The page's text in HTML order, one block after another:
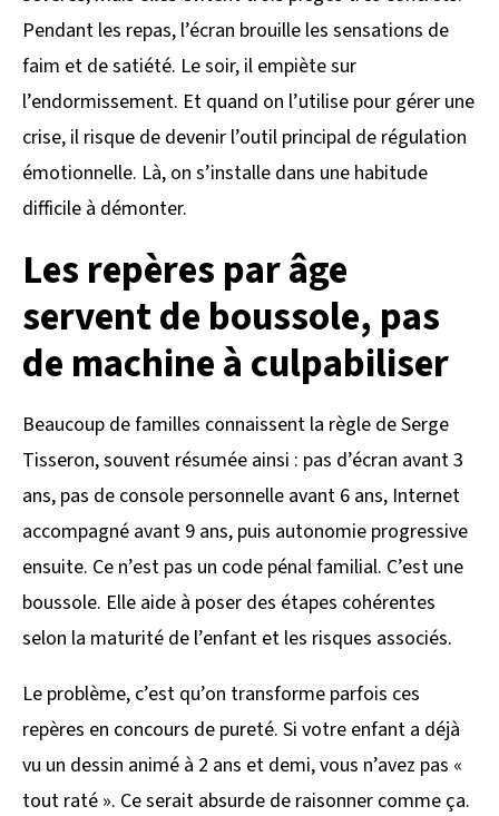
Pendant les repas, l’écran brouille les sensations de
faim et de satiété. Le soir, il empiète sur
l’endormissement. Et quand on l’utilise pour gérer une
crise, il risque de devenir l’outil principal de régulation
émotionnelle. Là, on s’installe dans une habitude
difficile à démonter.
Les repères par âge
servent de boussole, pas
de machine à culpabiliser
Beaucoup de familles connaissent la règle de Serge
Tisseron, souvent résumée ainsi : pas d’écran avant 3
ans, pas de console personnelle avant 6 ans, Internet
accompagné avant 9 ans, puis autonomie progressive
ensuite. Ce n’est pas un code pénal familial. C’est une
boussole. Elle aide à poser des étapes cohérentes
selon la maturité de l’enfant et les risques associés.
Le problème, c’est qu’on transforme parfois ces
repères en concours de pureté. Si votre enfant a déjà
vu un dessin animé à 2 ans et demi, vous n’avez pas «
tout raté ». Ce serait absurde de raisonner comme ça.